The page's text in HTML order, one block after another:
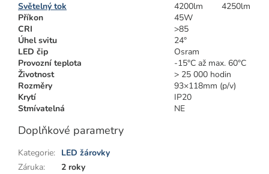
Světelný tok
4200lm
4250lm
Příkon
45W
CRI
>85
Úhel svitu
24°
LED čip
Osram
Provozní teplota
-15°C až max. 60°C
Životnost
> 25 000 hodin
Rozměry
93×118mm (p/v)
Krytí
IP20
Stmívatelná
NE
Doplňkové parametry
Kategorie: LED žárovky
Záruka:
2 roky